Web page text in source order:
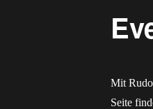
Mit
Seite